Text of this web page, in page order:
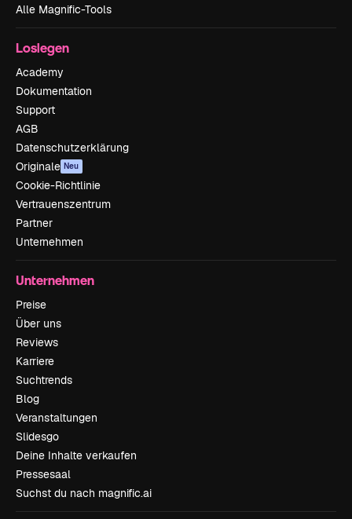
Alle Magnific-Tools
Loslegen
Academy
Dokumentation
Support
AGB
Datenschutzerklärung
Originale Neu
Cookie-Richtlinie
Vertrauenszentrum
Partner
Unternehmen
Unternehmen
Preise
Über uns
Reviews
Karriere
Suchtrends
Blog
Veranstaltungen
Slidesgo
Deine Inhalte verkaufen
Pressesaal
Suchst du nach magnific.ai